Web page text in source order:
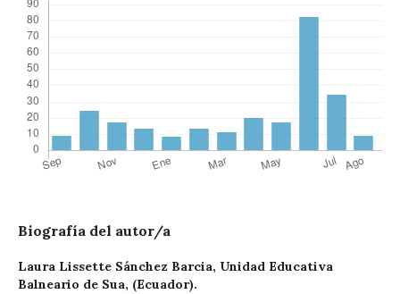
Biografía del autor/a
Laura Lissette Sánchez Barcia, Unidad Educativa
Balneario de Sua, (Ecuador).